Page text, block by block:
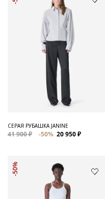
СЕРАЯ РУБАШКА JANINE
41 900 ₽ -50% 20 950 ₽
-50%